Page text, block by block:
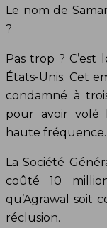
Le nom de
?
Pas trop ? C’est
États-Unis. Cet
condamné à
pour avoir volé
haute fréquence.
La Société
coûté 10
qu’Agrawal soit
réclusion.